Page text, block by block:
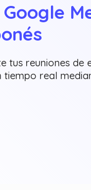
tus reuniones de
real